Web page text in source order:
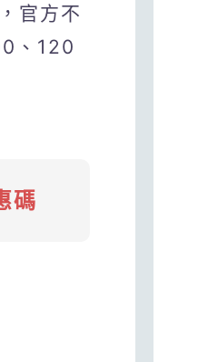
官方不
、120
碼